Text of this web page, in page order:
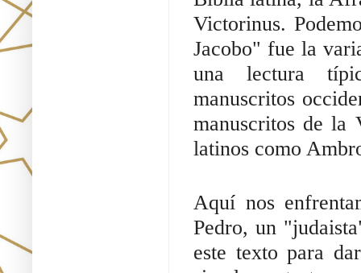
Victorinus.
Jacobo" fue la
una lectura
manuscritos
manuscritos de la
latinos como
Aquí nos
Pedro, un
este texto para